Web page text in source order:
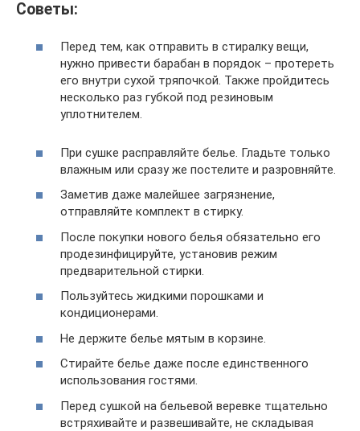
Советы:
Перед тем, как отправить в стиралку вещи,
нужно привести барабан в порядок – протереть
его внутри сухой тряпочкой. Также пройдитесь
несколько раз губкой под резиновым
уплотнителем.
При сушке расправляйте белье. Гладьте только
влажным или сразу же постелите и разровняйте.
Заметив даже малейшее загрязнение,
отправляйте комплект в стирку.
После покупки нового белья обязательно его
продезинфицируйте, установив режим
предварительной стирки.
Пользуйтесь жидкими порошками и
кондиционерами.
Не держите белье мятым в корзине.
Стирайте белье даже после единственного
использования гостями.
Перед сушкой на бельевой веревке тщательно
встряхивайте и развешивайте, не складывая